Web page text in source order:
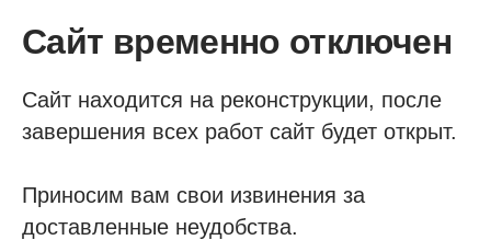
Сайт временно отключен
Сайт находится на реконструкции, после
завершения всех работ сайт будет открыт.
Приносим вам свои извинения за
доставленные неудобства.